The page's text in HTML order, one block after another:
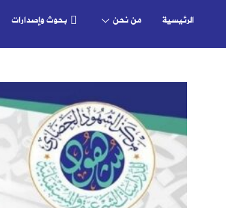
الرئيسية من نحن بحوث وإصدارات